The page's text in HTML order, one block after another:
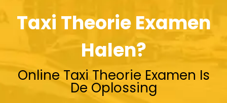
Taxi Theorie Examen
Halen?
Online Taxi Theorie Examen Is
De Oplossing